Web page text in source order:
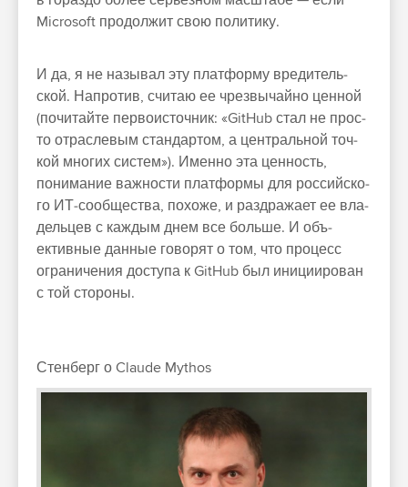
Microsoft про­дол­жит свою полити­ку.
И да, я не называл эту плат­форму вре­дитель­
ской. Нап­ротив, счи­таю ее чрез­вычай­но цен­ной
(почитай­те пер­воис­точник: «GitHub стал не прос­
то отрасле­вым стан­дартом, а цен­траль­ной точ­
кой мно­гих сис­тем»). Имен­но эта цен­ность,
понима­ние важ­ности плат­формы для рос­сий­ско­
го ИТ‑сооб­щес­тва, похоже, и раз­дра­жает ее вла­
дель­цев с каж­дым днем все боль­ше. И объ­
ективные дан­ные говорят о том, что про­цесс
огра­ниче­ния дос­тупа к GitHub был ини­цииро­ван
с той сто­роны.
Стенберг о Claude Mythos